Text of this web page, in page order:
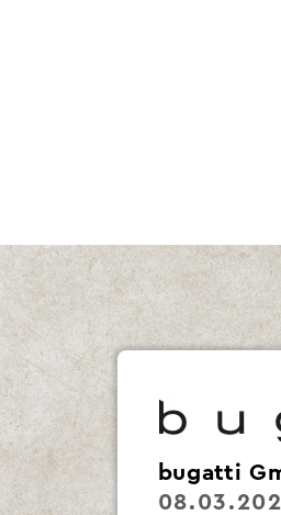
bugatti